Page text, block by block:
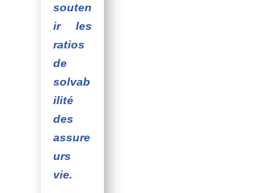
souten
ir les
ratios
de
solvab
ilité
des
assure
urs
vie.